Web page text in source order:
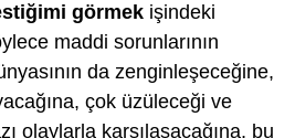
görmek işindeki
maddi sorunlarının
da zenginleşeceğine,
çok üzüleceği ve
olaylarla karşılaşacağına, bu